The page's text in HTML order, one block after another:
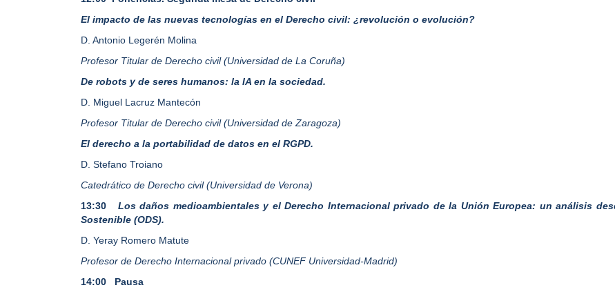
El impacto de las nuevas tecnologías en el Derecho civil: ¿revolución o evolución?
D. Antonio Legerén Molina
Profesor Titular de Derecho civil (Universidad de La Coruña)
De robots y de seres humanos: la IA en la sociedad.
D. Miguel Lacruz Mantecón
Profesor Titular de Derecho civil (Universidad de Zaragoza)
El derecho a la portabilidad de datos en el RGPD.
D. Stefano Troiano
Catedrático de Derecho civil (Universidad de Verona)
13:30
Los daños medioambientales y el Derecho Internacional privado de la Unión Europea: un análisis
Sostenible (ODS).
D. Yeray Romero Matute
Profesor de Derecho Internacional privado (CUNEF Universidad-Madrid)
14:00
Pausa